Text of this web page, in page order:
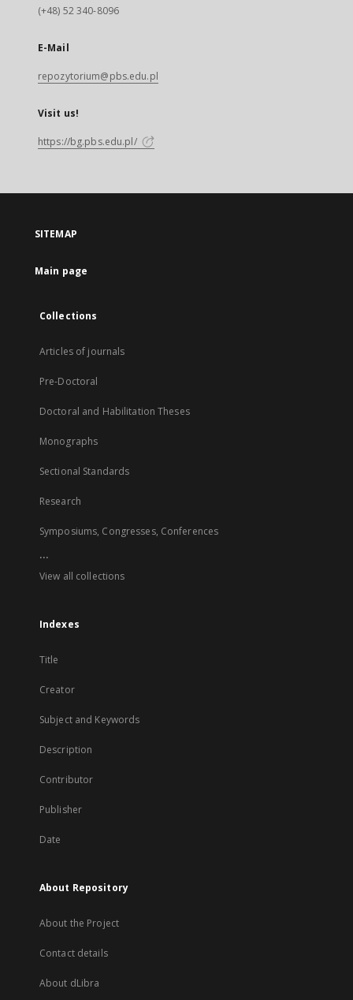
(+48) 52 340-8096
E-Mail
repozytorium@pbs.edu.pl
Visit us!
https://bg.pbs.edu.pl/
SITEMAP
Main page
Collections
Articles of journals
Pre-Doctoral
Doctoral and Habilitation Theses
Monographs
Sectional Standards
Research
Symposiums, Congresses, Conferences
...
View all collections
Indexes
Title
Creator
Subject and Keywords
Description
Contributor
Publisher
Date
About Repository
About the Project
Contact details
About dLibra